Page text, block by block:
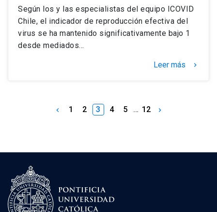
Según los y las especialistas del equipo ICOVID
Chile, el indicador de reproducción efectiva del
virus se ha mantenido significativamente bajo 1
desde mediados…
Leer más keyboard_arrow_right
keyboard_arrow_left 1 2 3 4 5 … 12 keyboard_arrow_right